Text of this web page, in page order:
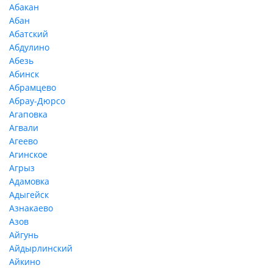
Абакан
Абан
Абатский
Абдулино
Абезь
Абинск
Абрамцево
Абрау-Дюрсо
Агаповка
Агвали
Агеево
Агинское
Агрыз
Адамовка
Адыгейск
Азнакаево
Азов
Айгунь
Айдырлинский
Айкино